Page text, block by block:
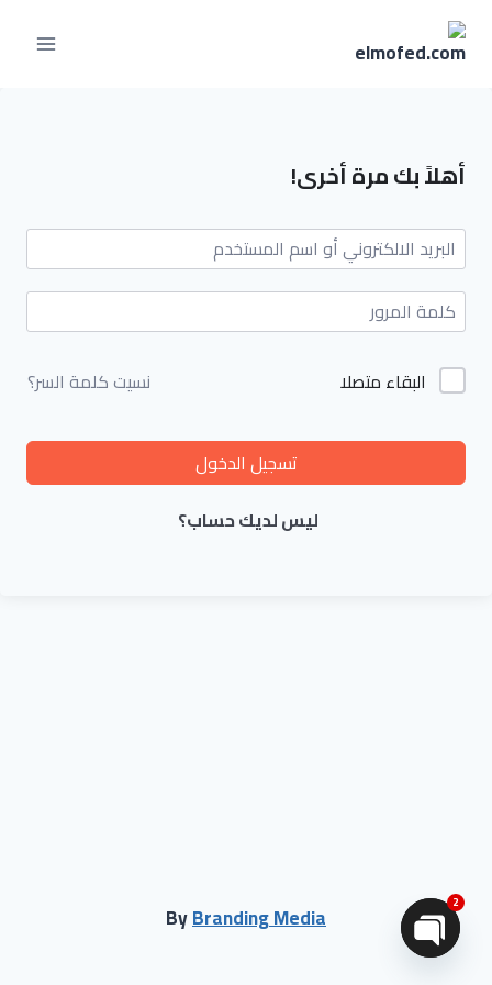
أهلاً بك مرة أخرى!
البقاء متصلا نسيت كلمة السر؟
تسجيل الدخول
ليس لديك حساب؟
ByBranding Media 2